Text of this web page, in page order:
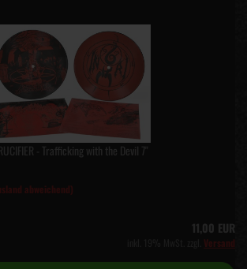
- Trafficking with the Devil 7"
abweichend)
11,00 EUR
Versand